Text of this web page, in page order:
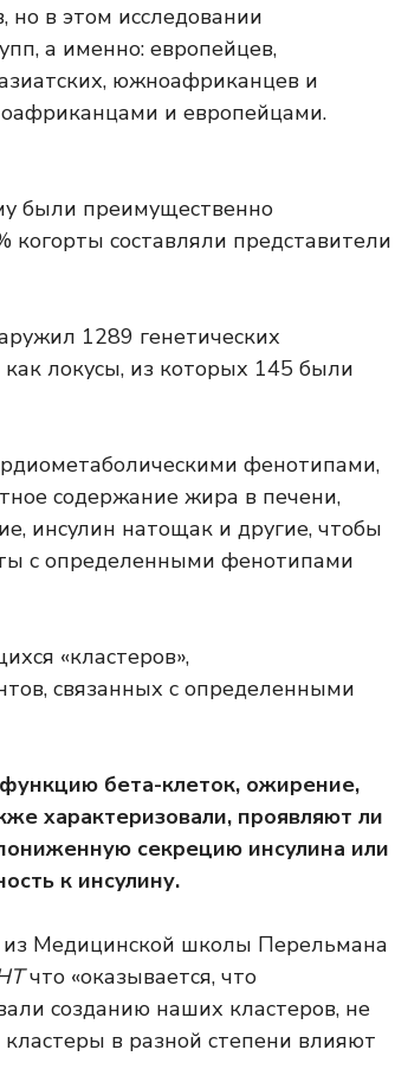
в этом исследовании
а именно: европейцев,
южноафриканцев и
и европейцами.
были преимущественно
составляли представители
1289 генетических
локусы, из которых 145 были
фенотипами,
содержание жира в печени,
инсулин натощак и другие, чтобы
с определенными фенотипами
«кластеров»,
связанных с определенными
бета-клеток, ожирение,
характеризовали, проявляют ли
секрецию инсулина или
к инсулину.
Медицинской школы Перельмана
что «оказывается, что
созданию наших кластеров, не
в разной степени влияют